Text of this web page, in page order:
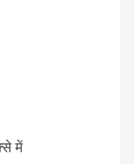
में